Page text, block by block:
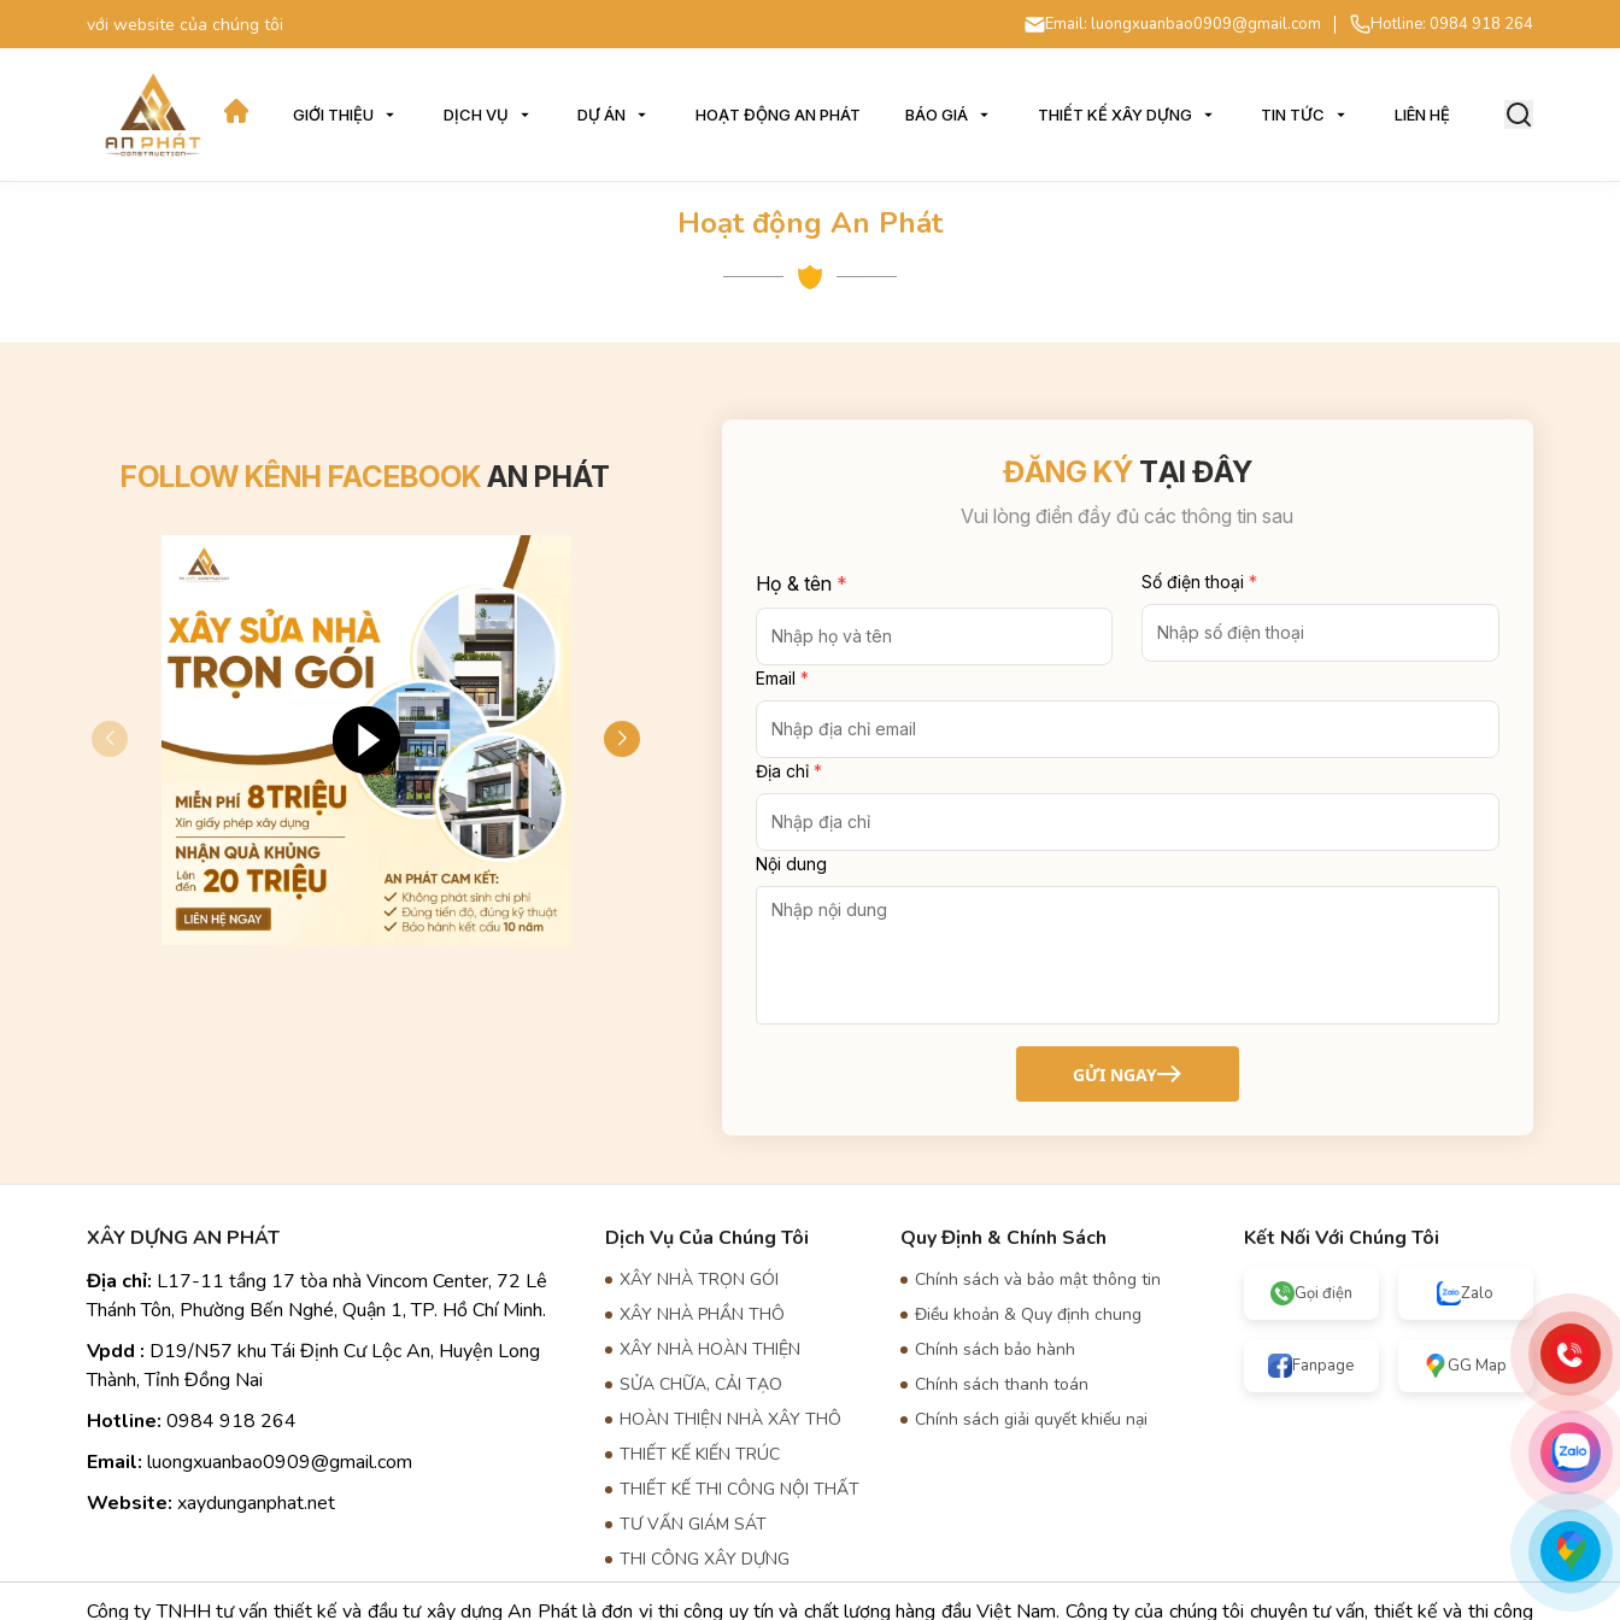
đến với website của chúng tôi Email: luongxuanbao0909@gmail.com Hotline: 0984 918 264
GIỚI THIỆU DỊCH VỤ DỰ ÁN HOẠT ĐỘNG AN PHÁT BÁO GIÁ THIẾT KẾ XÂY DỰNG TIN TỨC LIÊN HỆ
Hoạt động An Phát
FOLLOW KÊNH FACEBOOKAN PHÁT ĐĂNG KÝ TẠI ĐÂY
Vui lòng điền đầy đủ các thông tin sau
Họ & tên * Số điện thoại*
Email *
Địa chỉ *
Nội dung
GỬI NGAY
XÂY DỰNG AN PHÁT
Địa chỉ: L17-11 tầng 17 tòa nhà Vincom Center, 72 Lê
Thánh Tôn, Phường Bến Nghé, Quận 1, TP. Hồ Chí Minh.
Vpdd : D19/N57 khu Tái Định Cư Lộc An, Huyện Long
Thành, Tỉnh Đồng Nai
Hotline: 0984 918 264
Email: luongxuanbao0909@gmail.com
Website: xaydunganphat.net
Dịch Vụ Của Chúng Tôi
XÂY NHÀ TRỌN GÓI
XÂY NHÀ PHẦN THÔ
XÂY NHÀ HOÀN THIỆN
SỬA CHỮA, CẢI TẠO
HOÀN THIỆN NHÀ XÂY THÔ
THIẾT KẾ KIẾN TRÚC
THIẾT KẾ THI CÔNG NỘI THẤT
TƯ VẤN GIÁM SÁT
THI CÔNG XÂY DỰNG
Quy Định & Chính Sách
Chính sách và bảo mật thông tin
Điều khoản & Quy định chung
Chính sách bảo hành
Chính sách thanh toán
Chính sách giải quyết khiếu nại
Kết Nối Với Chúng Tôi
Gọi điện Zalo
Fanpage GG Map
Công ty TNHH tư vấn thiết kế và đầu tư xây dựng An Phát là đơn vị thi công uy tín và chất lượng hàng đầu Việt Nam. Công ty của chúng tôi chuyên tư vấn, thiết kế và thi công